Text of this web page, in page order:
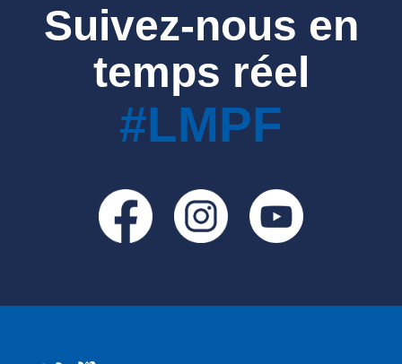
Suivez-nous en
temps réel
#LMPF